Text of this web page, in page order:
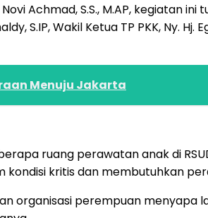
Achmad, S.S., M.AP,
S.IP, Wakil Ketua TP PKK, Ny.
Menuju Jakarta
ruang perawatan anak di
kondisi kritis dan membutuhkan
organisasi perempuan